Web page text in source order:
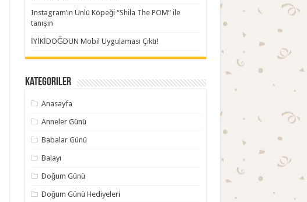
Instagram’ın Ünlü Köpeği “Shila The POM” ile
tanışın
İYİKİDOĞDUN Mobil Uygulaması Çıktı!
Kategoriler
Anasayfa
Anneler Günü
Babalar Günü
Balayı
Doğum Günü
Doğum Günü Hediyeleri